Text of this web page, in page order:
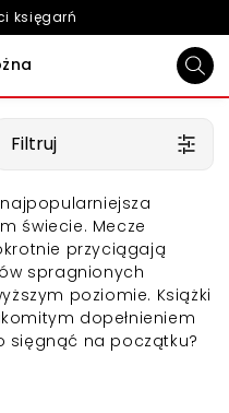
księgarń
świecie. Mecze
przyciągają
spragnionych
poziomie. Książki
dopełnieniem
sięgnąć na początku?
Filtruj